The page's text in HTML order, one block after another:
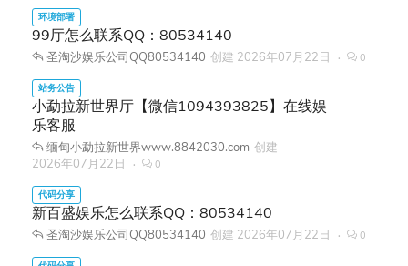
99厅怎么联系QQ：80534140
圣淘沙娱乐公司QQ80534140 创建 2026年07月22日 0
小勐拉新世界厅【微信1094393825】在线娱
乐客服
缅甸小勐拉新世界www.8842030.com 创建
2026年07月22日
0
新百盛娱乐怎么联系QQ：80534140
圣淘沙娱乐公司QQ80534140 创建 2026年07月22日 0